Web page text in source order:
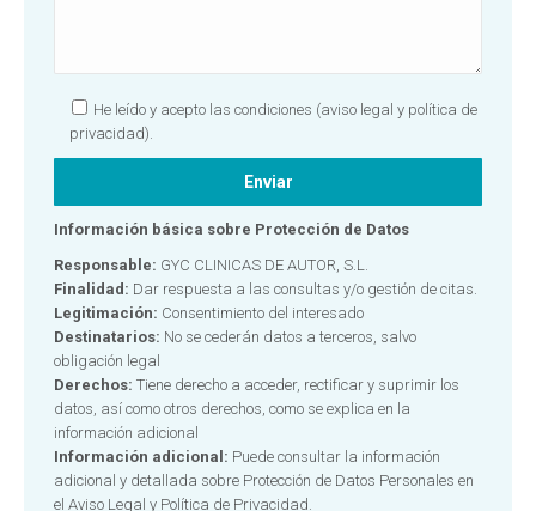
He leído y acepto las condiciones (aviso legal y política de
privacidad).
Información básica sobre Protección de Datos
Responsable: GYC CLINICAS DE AUTOR, S.L.
Finalidad: Dar respuesta a las consultas y/o gestión de citas.
Legitimación: Consentimiento del interesado
Destinatarios: No se cederán datos a terceros, salvo
obligación legal
Derechos: Tiene derecho a acceder, rectificar y suprimir los
datos, así como otros derechos, como se explica en la
información adicional
Información adicional: Puede consultar la información
adicional y detallada sobre Protección de Datos Personales en
el Aviso Legal y Política de Privacidad.